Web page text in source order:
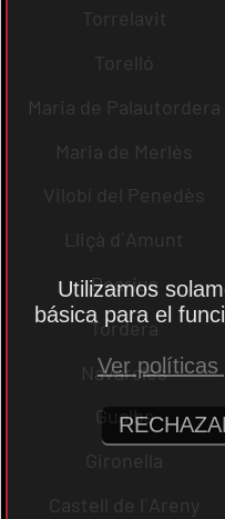
Torrelavit
Torelló
Maria de Palautordera
Maria de Merlès
Vilobí del Penedès
Lliçà d´Amunt
Dosrius
Tordera
Navarcles
Gualba
Gironella
Castell de l´Areny
Utilizamos
básica para el
Ver